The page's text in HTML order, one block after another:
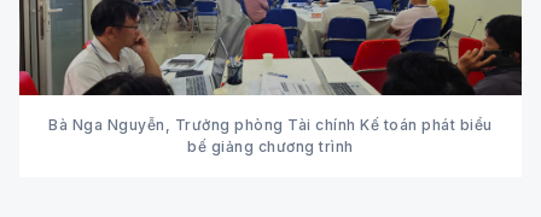
Bà Nga Nguyễn, Trưởng phòng Tài chính Kế toán phát biểu
bế giảng chương trình